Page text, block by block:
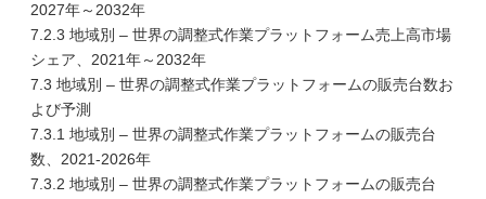
2027年～2032年
7.2.3 地域別 – 世界の調整式作業プラットフォーム売上高市場
シェア、2021年～2032年
7.3 地域別 – 世界の調整式作業プラットフォームの販売台数お
よび予測
7.3.1 地域別 – 世界の調整式作業プラットフォームの販売台
数、2021-2026年
7.3.2 地域別 – 世界の調整式作業プラットフォームの販売台